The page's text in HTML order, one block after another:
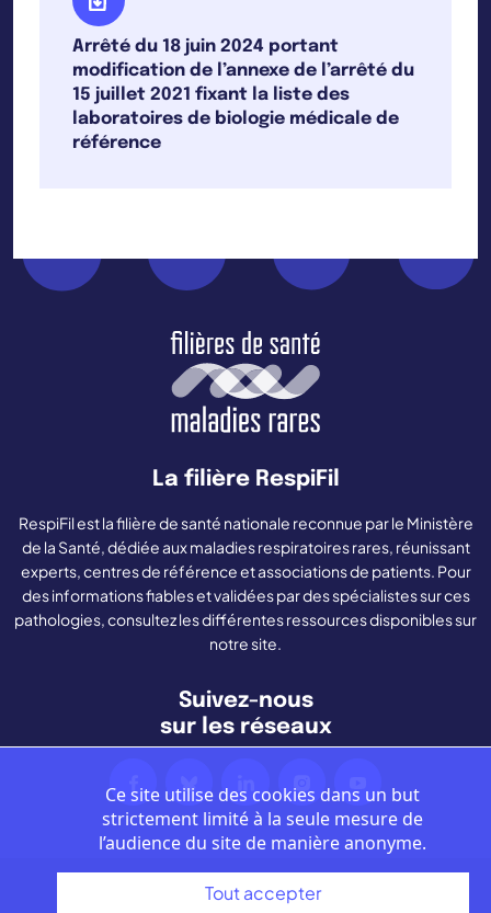
Arrêté du 18 juin 2024 portant
modification de l’annexe de l’arrêté du
15 juillet 2021 fixant la liste des
laboratoires de biologie médicale de
référence
La filière RespiFil
RespiFil est la filière de santé nationale reconnue par le Ministère
de la Santé, dédiée aux maladies respiratoires rares, réunissant
experts, centres de référence et associations de patients. Pour
des informations fiables et validées par des spécialistes sur ces
pathologies, consultez les différentes ressources disponibles sur
notre site.
Suivez-nous
sur les réseaux
Nous contacter
Ce site utilise des cookies dans un but
strictement limité à la seule mesure de
l’audience du site de manière anonyme.
Tout accepter